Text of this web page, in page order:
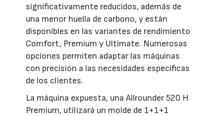
significativamente reducidos, además de
una menor huella de carbono, y están
disponibles en las variantes de rendimiento
Comfort, Premium y Ultimate. Numerosas
opciones permiten adaptar las máquinas
con precisión a las necesidades específicas
de los clientes.
La máquina expuesta, una Allrounder 520 H
Premium, utilizará un molde de 1+1+1